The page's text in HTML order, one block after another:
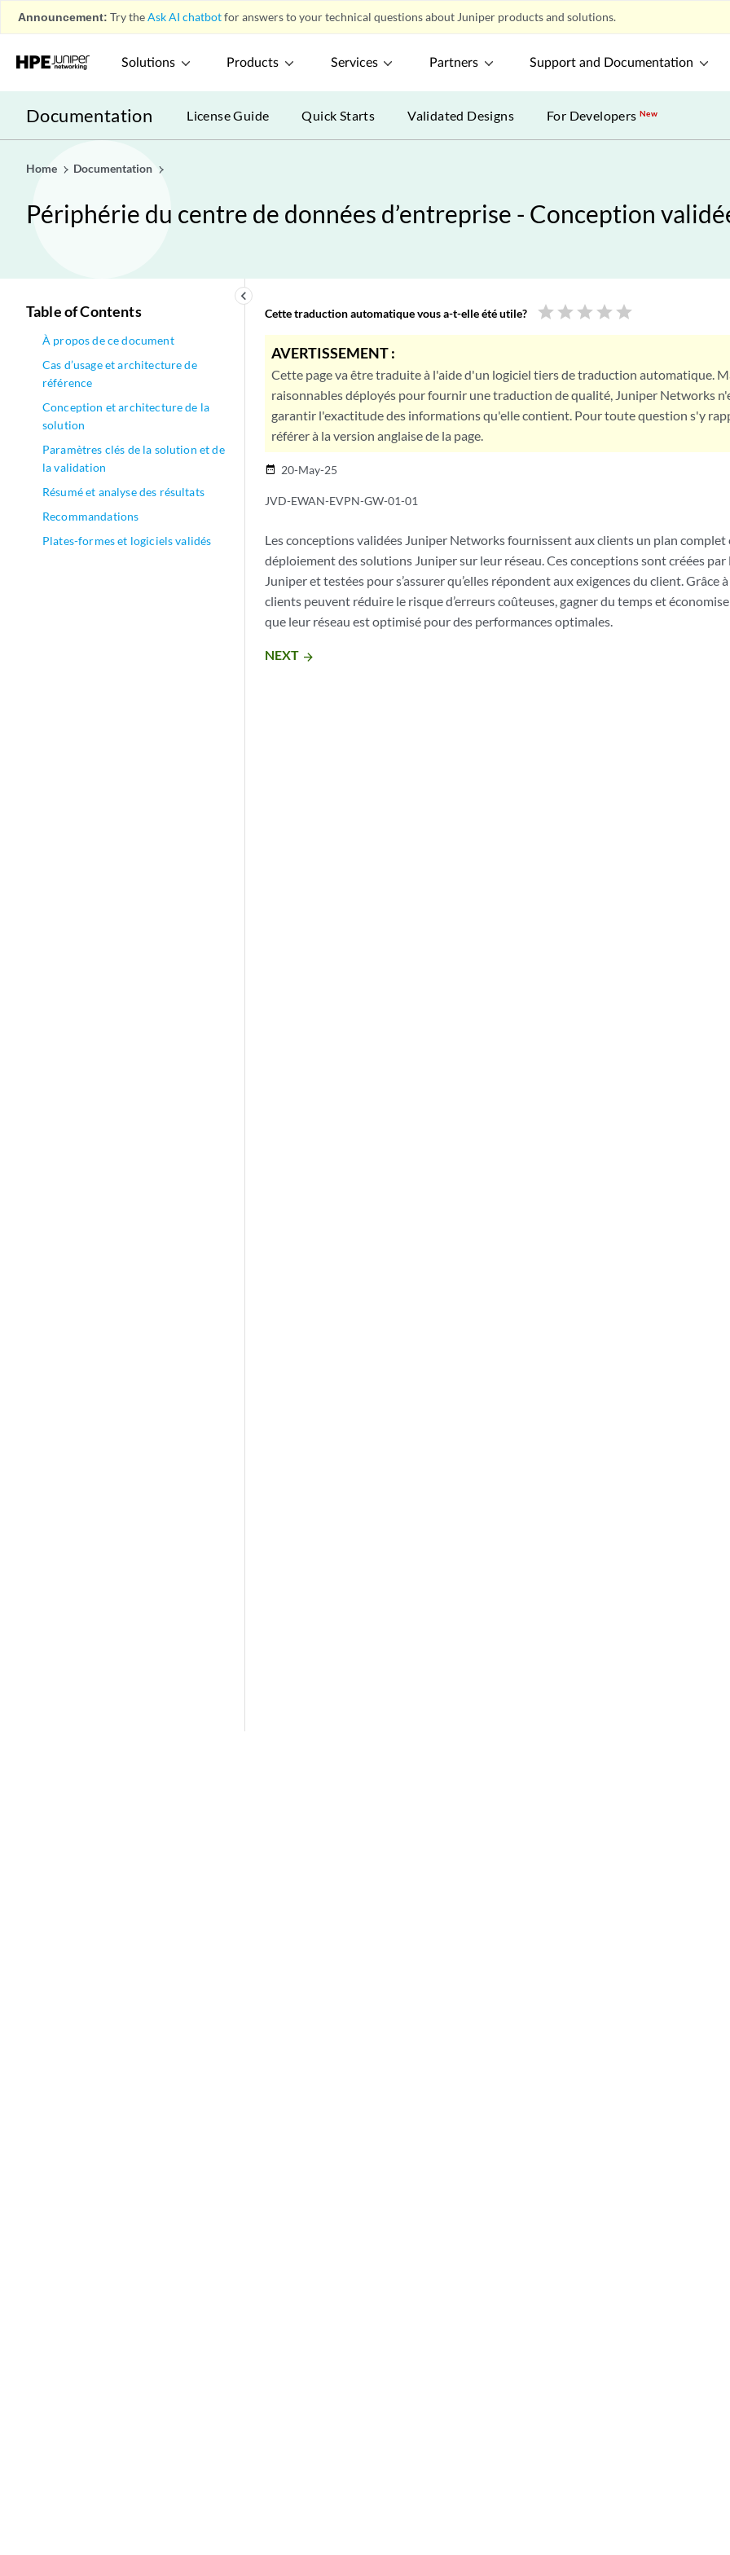
Announcement: Try theAsk AI chatbotfor answers to your technical questions about Juniper products and solutions.
Solutions Products Services Partners Support and Documentation
Documentation License Guide Quick Starts Validated Designs For DevelopersNew
Home Documentation
Périphérie du centre de données d’entreprise - Conception
keyboard_arrow_left
Table of Contents
À propos de ce document
Cas d’usage et architecture de
référence
Conception et architecture de la
solution
Paramètres clés de la solution et de
la validation
Résumé et analyse des résultats
Recommandations
Plates-formes et logiciels validés
Cette traduction automatique vous a-t-elle été utile? star star star star star
AVERTISSEMENT :
Cette page va être traduite à l'aide d'un logiciel tiers de traduction automatique.
raisonnables déployés pour fournir une traduction de qualité, Juniper Networks
garantir l'exactitude des informations qu'elle contient. Pour toute question s'y
référer à la version anglaise de la page.
date_range 20-May-25
JVD-EWAN-EVPN-GW-01-01
Les conceptions validées Juniper Networks fournissent aux clients un plan
déploiement des solutions Juniper sur leur réseau. Ces conceptions sont créées
Juniper et testées pour s’assurer qu’elles répondent aux exigences du client. Grâce
clients peuvent réduire le risque d’erreurs coûteuses, gagner du temps et
que leur réseau est optimisé pour des performances optimales.
NEXT arrow_forward